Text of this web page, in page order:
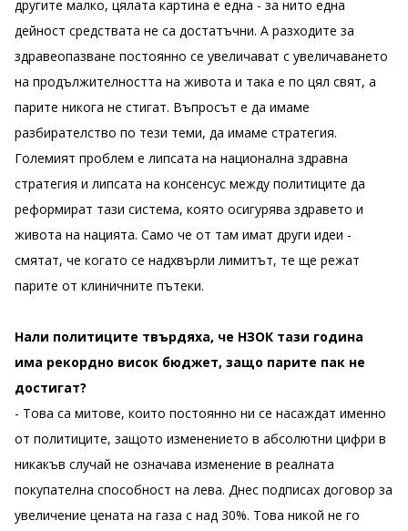
другите малко, цялата картина е една - за нито една
дейност средствата не са достатъчни. А разходите за
здравеопазване постоянно се увеличават с увеличаването
на продължителността на живота и така е по цял свят, а
парите никога не стигат. Въпросът е да имаме
разбирателство по тези теми, да имаме стратегия.
Големият проблем е липсата на национална здравна
стратегия и липсата на консенсус между политиците да
реформират тази система, която осигурява здравето и
живота на нацията. Само че от там имат други идеи -
смятат, че когато се надхвърли лимитът, те ще режат
парите от клиничните пътеки.
Нали политиците твърдяха, че НЗОК тази година
има рекордно висок бюджет, защо парите пак не
достигат?
- Това са митове, които постоянно ни се насаждат именно
от политиците, защото изменението в абсолютни цифри в
никакъв случай не означава изменение в реалната
покупателна способност на лева. Днес подписах договор за
увеличение цената на газа с над 30%. Това никой не го